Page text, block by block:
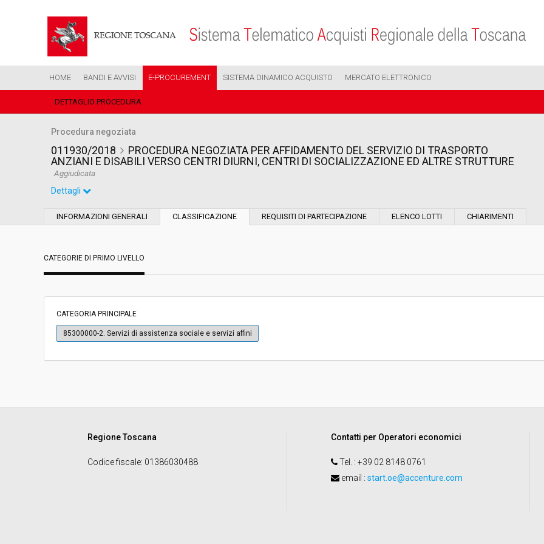
HOME BANDI E AVVISI E-PROCUREMENT SISTEMA DINAMICO ACQUISTO MERCATO ELETTRONICO
DETTAGLIO PROCEDURA
Procedura negoziata
011930/2018
PROCEDURA NEGOZIATA PER AFFIDAMENTO DEL SERVIZIO DI TRASPORTO
ANZIANI E DISABILI VERSO CENTRI DIURNI, CENTRI DI SOCIALIZZAZIONE ED ALTRE STRUTTURE
Aggiudicata
Svolgimento: Gara in busta chiusa Valore stimato della procedura:
Responsabile attuale:
COMUNE DI AREZZO - Direzione servizi al cittadino
famiglia persona sport cultura servizi sociali
Dettagli
INFORMAZIONI GENERALI CLASSIFICAZIONE REQUISITI DI PARTECIPAZIONE ELENCO LOTTI CHIARIMENTI
CATEGORIE DI PRIMO LIVELLO
CATEGORIA PRINCIPALE
85300000-2. Servizi di assistenza sociale e servizi affini
Regione Toscana
Codice fiscale: 01386030488
Contatti per Operatori economici
Tel.
: +39 02 8148 0761
email : start.oe@accenture.com